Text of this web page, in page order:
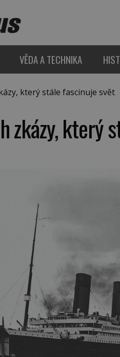
VĚDA A TECHNIKA
který stále fascinuje svět
zkázy, který